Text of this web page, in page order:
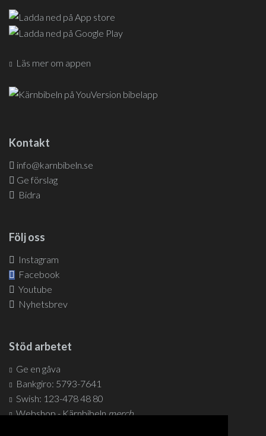
Läs mer om appen
Kontakt
info@karnbibeln.se
Ge förslag
Bidra
Följ oss
Instagram
Facebook
Youtube
Nyhetsbrev
Stöd arbetet
Ge en gåva
Bankgiro: 5793-7641
Swish: 123-478 48 80
Webshop - Kärnbibelnmerch